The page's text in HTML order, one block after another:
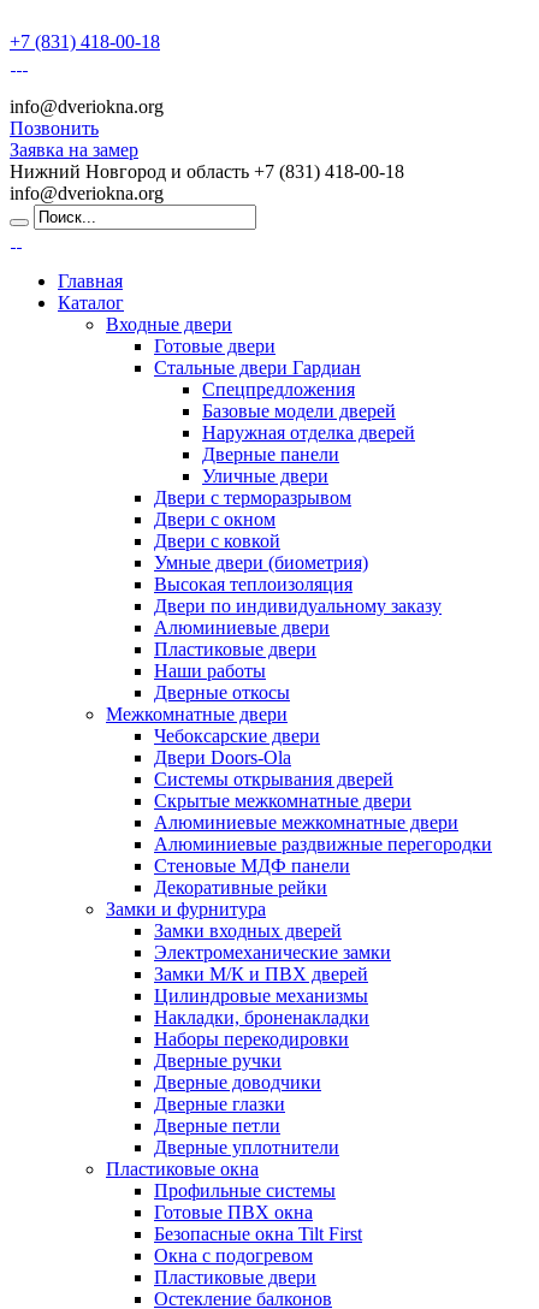
+7 (831) 418-00-18
info@dveriokna.org
Позвонить
Заявка на замер
Нижний Новгород и область +7 (831) 418-00-18
info@dveriokna.org
Главная
Каталог
Входные двери
Готовые двери
Стальные двери Гардиан
Спецпредложения
Базовые модели дверей
Наружная отделка дверей
Дверные панели
Уличные двери
Двери с терморазрывом
Двери с окном
Двери с ковкой
Умные двери (биометрия)
Высокая теплоизоляция
Двери по индивидуальному заказу
Алюминиевые двери
Пластиковые двери
Наши работы
Дверные откосы
Межкомнатные двери
Чебоксарские двери
Двери Doors-Ola
Системы открывания дверей
Скрытые межкомнатные двери
Алюминиевые межкомнатные двери
Алюминиевые раздвижные перегородки
Стеновые МДФ панели
Декоративные рейки
Замки и фурнитура
Замки входных дверей
Электромеханические замки
Замки М/К и ПВХ дверей
Цилиндровые механизмы
Накладки, броненакладки
Наборы перекодировки
Дверные ручки
Дверные доводчики
Дверные глазки
Дверные петли
Дверные уплотнители
Пластиковые окна
Профильные системы
Готовые ПВХ окна
Безопасные окна Tilt First
Окна с подогревом
Пластиковые двери
Остекление балконов